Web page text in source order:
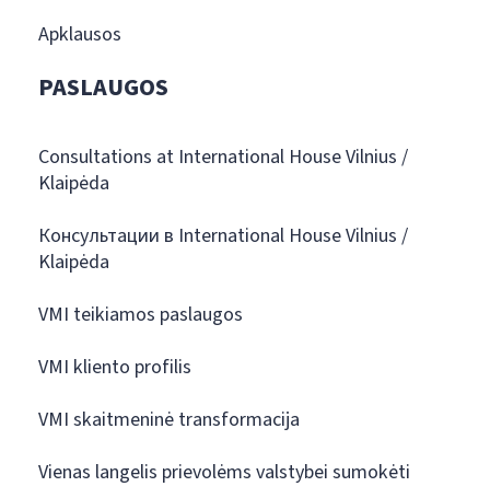
Apklausos
PASLAUGOS
Consultations at International House Vilnius /
Klaipėda
Консультации в International House Vilnius /
Klaipėda
VMI teikiamos paslaugos
VMI kliento profilis
VMI skaitmeninė transformacija
Vienas langelis prievolėms valstybei sumokėti